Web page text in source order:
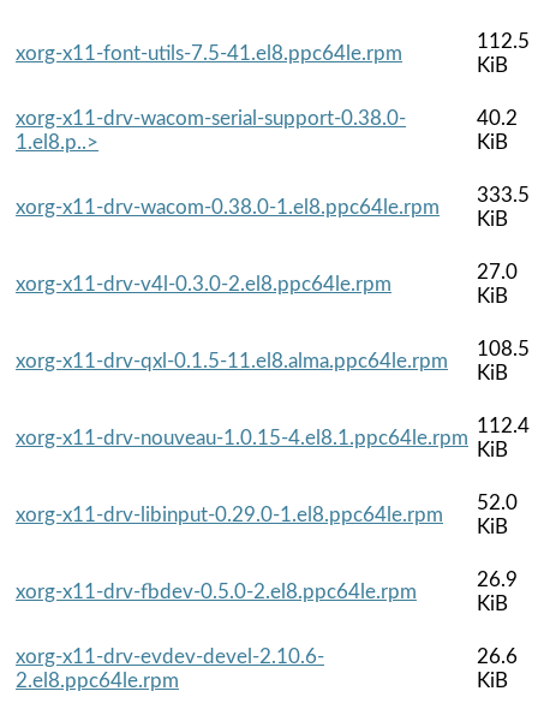
xorg-x11-font-utils-7.5-41.el8.ppc64le.rpm
112.5
KiB
xorg-x11-drv-wacom-serial-support-0.38.0-
1.el8.p..>
40.2
KiB
xorg-x11-drv-wacom-0.38.0-1.el8.ppc64le.rpm
333.5
KiB
xorg-x11-drv-v4l-0.3.0-2.el8.ppc64le.rpm
27.0
KiB
xorg-x11-drv-qxl-0.1.5-11.el8.alma.ppc64le.rpm
108.5
KiB
xorg-x11-drv-nouveau-1.0.15-4.el8.1.ppc64le.rpm
112.4
KiB
xorg-x11-drv-libinput-0.29.0-1.el8.ppc64le.rpm
52.0
KiB
xorg-x11-drv-fbdev-0.5.0-2.el8.ppc64le.rpm
26.9
KiB
xorg-x11-drv-evdev-devel-2.10.6-
2.el8.ppc64le.rpm
26.6
KiB